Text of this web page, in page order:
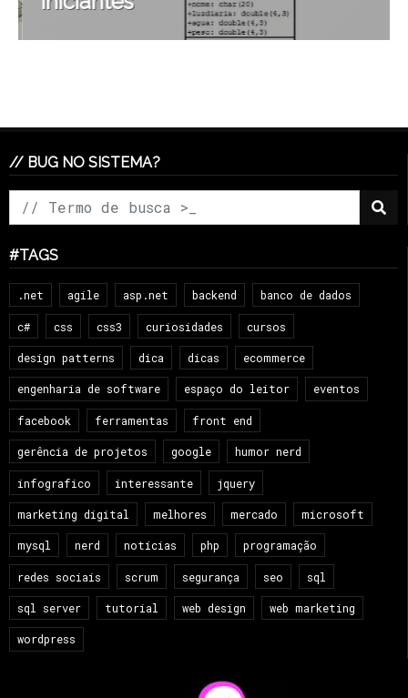
// BUG NO SISTEMA?
#TAGS
.net agile asp.net backend banco de dados
c# css css3 curiosidades cursos
design patterns dica dicas ecommerce
engenharia de software espaço do leitor eventos
facebook ferramentas front end
gerência de projetos google humor nerd
infografico interessante jquery
marketing digital melhores mercado microsoft
mysql nerd notícias php programação
redes sociais scrum segurança seo sql
sql server tutorial web design web marketing
wordpress